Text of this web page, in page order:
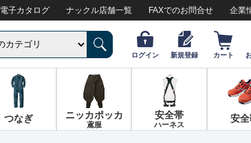
電子カタログ ナックル店舗一覧 FAXでのお問合せ 企業
ログイン 新規登録 カート
つなぎ ニッカポッカ
鳶服
安全帯
ハーネス
安